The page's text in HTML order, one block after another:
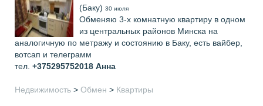
(Баку) 30 июля
Обменяю 3-х комнатную квартиру в одном
из центральных районов Минска на
аналогичную по метражу и состоянию в Баку, есть вайбер,
вотсап и телеграмм
тел. +375295752018 Анна
Недвижимость > Обмен > Квартиры